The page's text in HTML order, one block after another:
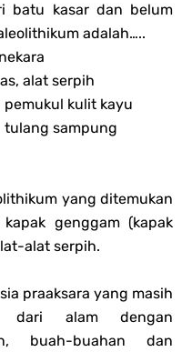
batu kasar dan belum
adalah…..
alat serpih
pemukul kulit kayu
tulang sampung
yang ditemukan
genggam (kapak
alat serpih.
praaksara yang masih
dari alam dengan
buah-buahan dan